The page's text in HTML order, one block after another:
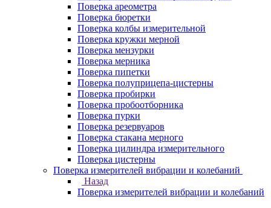
Поверка ареометра
Поверка бюретки
Поверка колбы измерительной
Поверка кружки мерной
Поверка мензурки
Поверка мерника
Поверка пипетки
Поверка полуприцепа-цистерны
Поверка пробирки
Поверка пробоотборника
Поверка пурки
Поверка резервуаров
Поверка стакана мерного
Поверка цилиндра измерительного
Поверка цистерны
Поверка измерителей вибрации и колебаний
Назад
Поверка измерителей вибрации и колебаний